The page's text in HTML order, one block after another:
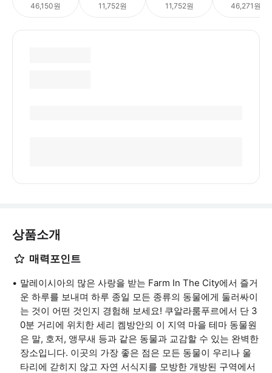
46,150원 11,752원 11,752원 46,271원
상품소개
매력포인트
말레이시아의 많은 사랑을 받는 Farm In The City에서 즐거
운 하루를 보내며 하루 종일 모든 종류의 동물에게 둘러싸이
는 것이 어떤 것인지 경험해 보세요! 쿠알라룸푸르에서 단 3
0분 거리에 위치한 세리 켐방안의 이 지역 마을 테마 동물원
은 말, 호저, 앵무새 등과 같은 동물과 교감할 수 있는 완벽한
장소입니다. 이곳의 가장 좋은 점은 모든 동물이 우리나 울
타리에 갇히지 않고 자연 서식지를 모방한 개방된 구역에서